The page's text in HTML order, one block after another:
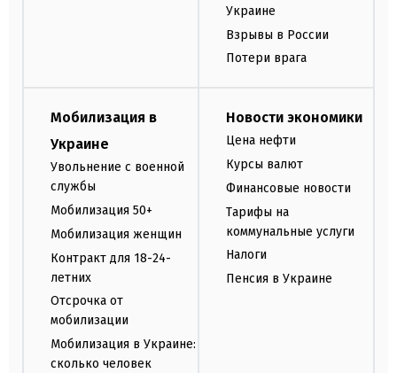
Украине
Взрывы в России
Потери врага
Мобилизация в
Украине
Увольнение с военной
службы
Мобилизация 50+
Мобилизация женщин
Контракт для 18-24-
летних
Отсрочка от
мобилизации
Мобилизация в Украине:
сколько человек
Новости экономики
Цена нефти
Курсы валют
Финансовые новости
Тарифы на
коммунальные услуги
Налоги
Пенсия в Украине